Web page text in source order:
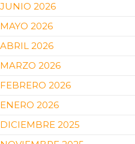
JUNIO 2026
MAYO 2026
ABRIL 2026
MARZO 2026
FEBRERO 2026
ENERO 2026
DICIEMBRE 2025